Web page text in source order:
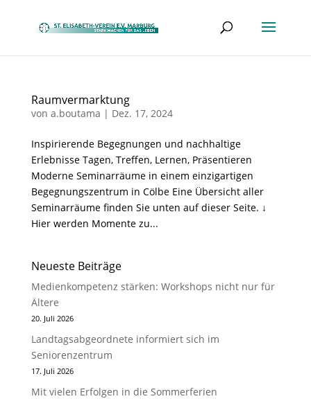
Raumvermarktung
von a.boutama | Dez. 17, 2024
Inspirierende Begegnungen und nachhaltige
Erlebnisse Tagen, Treffen, Lernen, Präsentieren
Moderne Seminarräume in einem einzigartigen
Begegnungszentrum in Cölbe Eine Übersicht aller
Seminarräume finden Sie unten auf dieser Seite. ↓
Hier werden Momente zu...
Neueste Beiträge
Medienkompetenz stärken: Workshops nicht nur für
Ältere
20. Juli 2026
Landtagsabgeordnete informiert sich im
Seniorenzentrum
17. Juli 2026
Mit vielen Erfolgen in die Sommerferien